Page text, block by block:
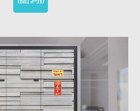
לצפייה במוצר